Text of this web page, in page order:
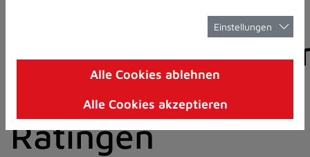
8)
I)
der Stadt
Ratingen
Einstellungen
Alle Cookies ablehnen
Alle Cookies akzeptieren